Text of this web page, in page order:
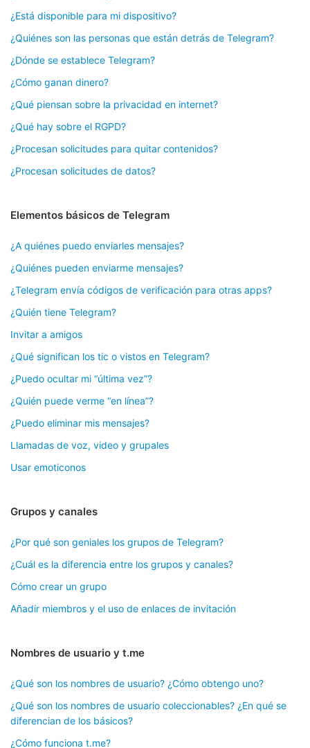
¿Está disponible para mi dispositivo?
¿Quiénes son las personas que están detrás de Telegram?
¿Dónde se establece Telegram?
¿Cómo ganan dinero?
¿Qué piensan sobre la privacidad en internet?
¿Qué hay sobre el RGPD?
¿Procesan solicitudes para quitar contenidos?
¿Procesan solicitudes de datos?
Elementos básicos de Telegram
¿A quiénes puedo enviarles mensajes?
¿Quiénes pueden enviarme mensajes?
¿Telegram envía códigos de verificación para otras apps?
¿Quién tiene Telegram?
Invitar a amigos
¿Qué significan los tic o vistos en Telegram?
¿Puedo ocultar mi “última vez”?
¿Quién puede verme “en línea”?
¿Puedo eliminar mis mensajes?
Llamadas de voz, video y grupales
Usar emoticonos
Grupos y canales
¿Por qué son geniales los grupos de Telegram?
¿Cuál es la diferencia entre los grupos y canales?
Cómo crear un grupo
Añadir miembros y el uso de enlaces de invitación
Nombres de usuario y t.me
¿Qué son los nombres de usuario? ¿Cómo obtengo uno?
¿Qué son los nombres de usuario coleccionables? ¿En qué se
diferencian de los básicos?
¿Cómo funciona t.me?